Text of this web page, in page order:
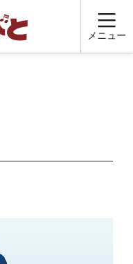
メニュー